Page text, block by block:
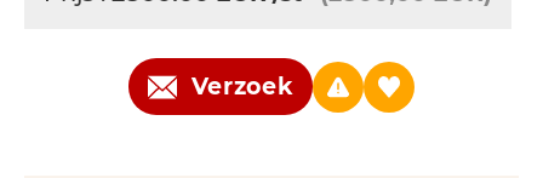
Verzoek